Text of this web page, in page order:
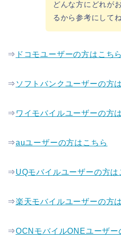
どんな方にどれが
るから参考にしてね
⇒ ドコモユーザーの方はこちら
⇒ ソフトバンクユーザーの方
⇒ ワイモバイルユーザーの方
⇒auユーザーの方はこちら
⇒UQモバイルユーザーの方は
⇒楽天モバイルユーザーの方
⇒OCNモバイルONEユーザー